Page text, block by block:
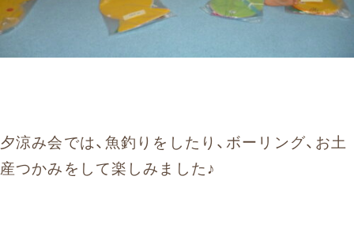
夕涼み会では、魚釣りをしたり、ボーリング、お土
産つかみをして楽しみました♪